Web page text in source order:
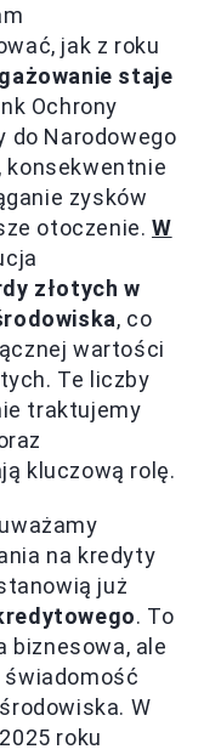
jak z roku
staje
Ochrony
do Narodowego
konsekwentnie
zysków
otoczenie.W
złotych w
, co
wartości
Te liczby
traktujemy
kluczową rolę.
na kredyty
już
. To
biznesowa, ale
świadomość
W
roku